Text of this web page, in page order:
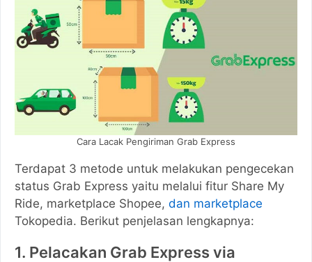
Cara Lacak Pengiriman Grab Express
Terdapat 3 metode untuk melakukan pengecekan
status Grab Express yaitu melalui fitur Share My
Ride, marketplace Shopee, dan marketplace
Tokopedia. Berikut penjelasan lengkapnya:
1. Pelacakan Grab Express via